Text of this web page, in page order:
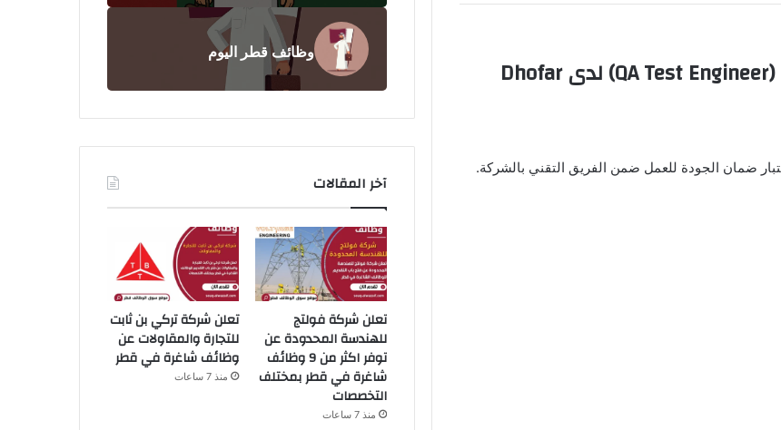
Dhofar
ضمان الجودة للعمل ضمن الفريق التقني بالشركة.
وظائف قطر اليوم
آخر المقالات
تعلن شركة فولتج
للهندسة المحدودة عن
توفر اكثر من 9 وظائف
شاغرة في قطر بمختلف
التخصصات
منذ 7 ساعات
تعلن شركة تركي بن ​​ثابت
للتجارة والمقاولات عن
وظائف شاغرة في قطر
منذ 7 ساعات